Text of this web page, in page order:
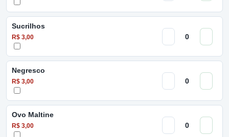
Sucrilhos
R$ 3,00
Negresco
R$ 3,00
Ovo Maltine
R$ 3,00